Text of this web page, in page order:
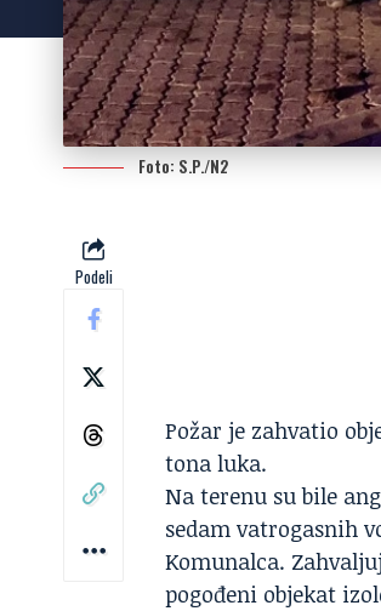
Foto: S.P./N2
Podeli
Požar je zahvatio
tona luka.
Na terenu su bile
sedam vatrogasnih
Komunalca.
pogođeni objekat